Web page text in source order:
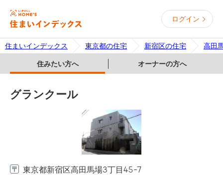
ログイン
住まいインデックス 東京都の住宅 新宿区の住宅 高田
住みたい方へ オーナーの方へ
グランクール
東京都新宿区高田馬場3丁目45-7